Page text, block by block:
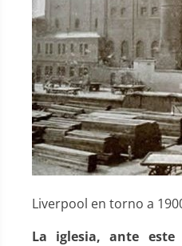
Liverpool en torno a
La iglesia, ante este